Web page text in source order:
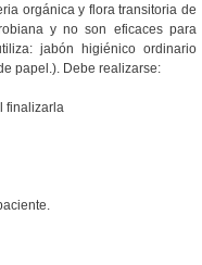
orgánica y flora transitoria de
y no son eficaces para
jabón higiénico ordinario
papel.). Debe realizarse:
finalizarla